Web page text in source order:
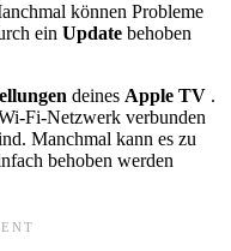
können Probleme
ein Update behoben
deines Apple TV .
Fi-Netzwerk verbunden
Manchmal kann es zu
behoben werden